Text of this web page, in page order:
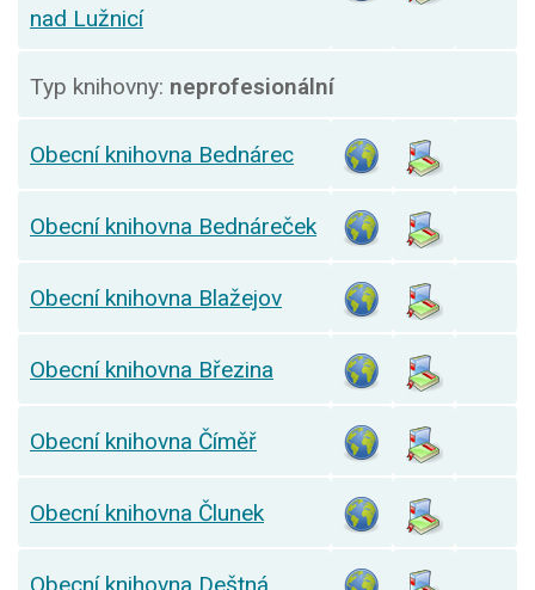
nad Lužnicí
Typ knihovny: neprofesionální
Obecní knihovna Bednárec
Obecní knihovna Bednáreček
Obecní knihovna Blažejov
Obecní knihovna Březina
Obecní knihovna Číměř
Obecní knihovna Člunek